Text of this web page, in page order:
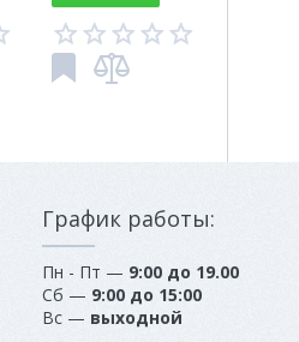
График работы:
Пн - Пт — 9:00 до 19.00
Сб — 9:00 до 15:00
Вс — выходной